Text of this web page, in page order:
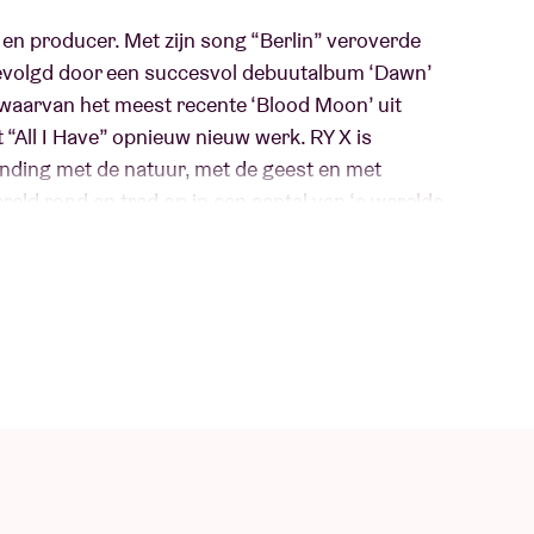
producer. Met zijn song “Berlin” veroverde
door een succesvol debuutalbum ‘Dawn’
het meest recente ‘Blood Moon’ uit
I Have” opnieuw nieuw werk. RY X is
met de natuur, met de geest en met
rond en trad op in een aantal van ‘s werelds